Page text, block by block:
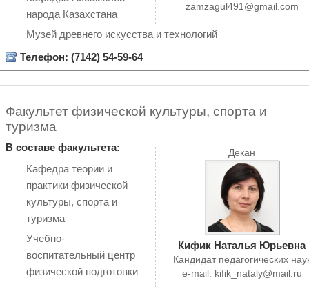
zamzagul491@gmail.com
народа Казахстана
Музей древнего искусства и технологий
Телефон: (7142) 54-59-64
Факультет физической культуры, спорта и
туризма
Декан
Кифик Наталья Юрьевна
Кандидат педагогических
e-mail: kifik_nataly@mail.ru
В составе факультета:
Кафедра теории и
практики физической
культуры, спорта и
туризма
Учебно-
воспитательный центр
физической подготовки